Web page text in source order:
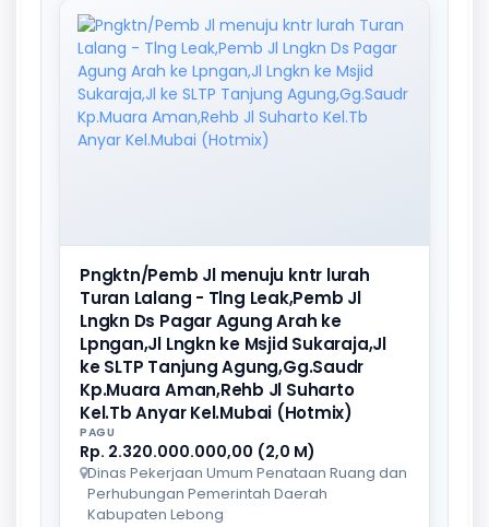
Pngktn/Pemb Jl menuju kntr lurah
Turan Lalang - Tlng Leak,Pemb Jl
Lngkn Ds Pagar Agung Arah ke
Lpngan,Jl Lngkn ke Msjid Sukaraja,Jl
ke SLTP Tanjung Agung,Gg.Saudr
Kp.Muara Aman,Rehb Jl Suharto
Kel.Tb Anyar Kel.Mubai (Hotmix)
PAGU
Rp. 2.320.000.000,00 (2,0 M)
Dinas Pekerjaan Umum Penataan Ruang dan
Perhubungan Pemerintah Daerah
Kabupaten Lebong